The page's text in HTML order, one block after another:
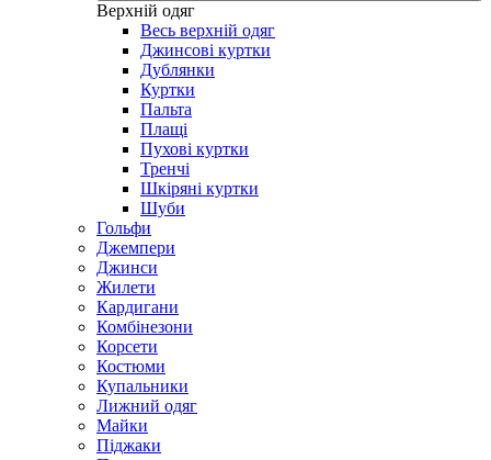
Верхній одяг
Весь верхній одяг
Джинсові куртки
Дублянки
Куртки
Пальта
Плащі
Пухові куртки
Тренчі
Шкіряні куртки
Шуби
Гольфи
Джемпери
Джинси
Жилети
Кардигани
Комбінезони
Корсети
Костюми
Купальники
Лижний одяг
Майки
Піджаки